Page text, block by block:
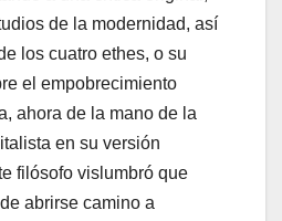
de la modernidad, así
los cuatro ethes, o su
el empobrecimiento
ahora de la mano de la
en su versión
filósofo vislumbró que
abrirse camino a